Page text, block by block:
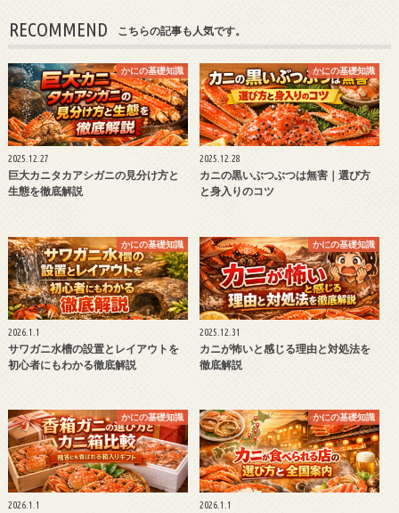
RECOMMEND こちらの記事も人気です。
かにの基礎知識
2025.12.27
巨大カニタカアシガニの見分け方と
生態を徹底解説
かにの基礎知識
2025.12.28
カニの黒いぶつぶつは無害｜選び方
と身入りのコツ
かにの基礎知識
2026.1.1
サワガニ水槽の設置とレイアウトを
初心者にもわかる徹底解説
かにの基礎知識
2025.12.31
カニが怖いと感じる理由と対処法を
徹底解説
かにの基礎知識
2026.1.1
かにの基礎知識
2026.1.1